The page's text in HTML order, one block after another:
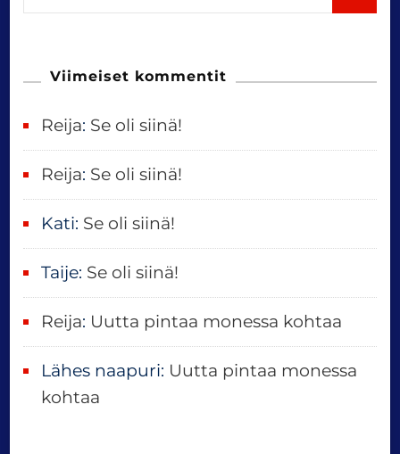
a
Viimeiset kommentit
Reija: Se oli siinä!
Reija: Se oli siinä!
Kati: Se oli siinä!
Taije: Se oli siinä!
Reija: Uutta pintaa monessa kohtaa
Lähes naapuri: Uutta pintaa monessa
kohtaa